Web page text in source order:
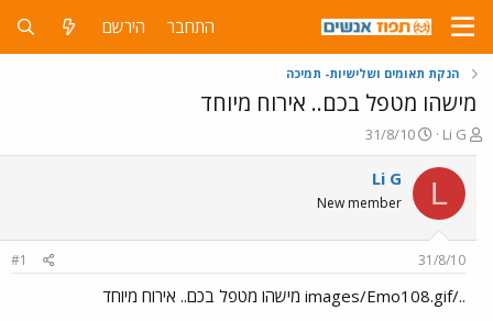
התחבר הירשם
הנקת תאומים ושלישיות- תמיכה
מישהו מטפל בכם.. אירוח מיוחד
פ
ו
ת
ח
ה
ו
ש
Li G
פ
ו
ס
ם
ר
31/8/10
L
Li G
New member
31/8/10
#1
../images/Emo108.gif מישהו מטפל בכם.. אירוח מיוחד